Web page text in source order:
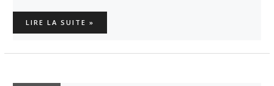
TRAVAUX
CHAUFFAGE
ET
BAIN
LIRE LA SUITE »